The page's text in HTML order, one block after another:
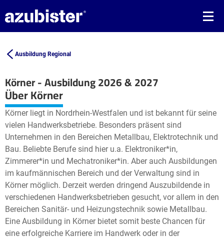
Ausbildung Regional
Körner - Ausbildung 2026 & 2027
+
−
Leaflet | ©OpenStreetMap2
Über Körner
Körner liegt in Nordrhein-Westfalen und ist bekannt für seine
vielen Handwerksbetriebe. Besonders präsent sind
Unternehmen in den Bereichen Metallbau, Elektrotechnik und
Bau. Beliebte Berufe sind hier u.a. Elektroniker*in,
Zimmerer*in und Mechatroniker*in. Aber auch Ausbildungen
im kaufmännischen Bereich und der Verwaltung sind in
Körner möglich. Derzeit werden dringend Auszubildende in
verschiedenen Handwerksbetrieben gesucht, vor allem in den
Bereichen Sanitär- und Heizungstechnik sowie Metallbau.
Eine Ausbildung in Körner bietet somit beste Chancen für
eine erfolgreiche Karriere im Handwerk oder in der